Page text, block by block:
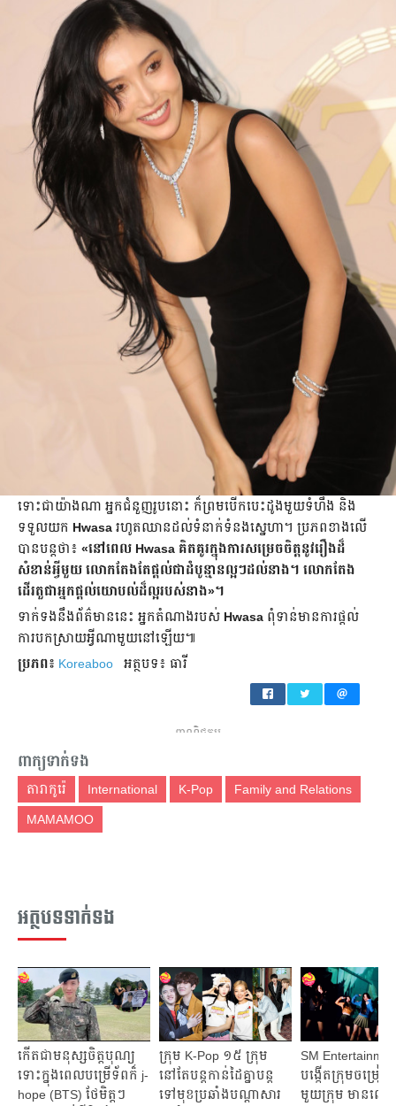
ទោះជាយ៉ាងណា អ្នកជំនួញរូបនោះ ក៏ព្រម​បើកបេះដូងមួយទំហឹង និង
ទទួលយក Hwasa រហូតឈាន​ដល់ទំនាក់ទំនងស្នេហា។ ប្រភពខាងលើ
បាន​បន្តថា៖ «នៅពេល Hwasa គិតគូរក្នុង​ការ​សម្រេច​ចិត្តនូវរឿងដ៏
សំខាន់អ្វីមួយ លោកតែងតែផ្ដល់ជាដំបូន្មានល្អៗដល់នាង។ លោកតែង​
ដើរតួ​ជាអ្នកផ្ដល់យោបល់ដ៏ល្អរបស់នាង»។
ទាក់ទង​នឹង​ព័ត៌មាន​នេះ អ្នកតំណាងរបស់ Hwasa ពុំទាន់​មាន​ការ​ផ្ដល់
ការបកស្រាយអ្វី​ណាមួយនៅឡើយ៕
ប្រភព៖ Koreaboo អត្ថបទ៖ ធារី
ពាណិជ្ជកម្ម
ពាក្យទាក់ទង
តារាកូរ៉េ International K-Pop Family and Relations
MAMAMOO
អត្ថបទទាក់ទង
កើតជាមនុស្សចិត្តបុណ្យ
ទោះក្នុងពេលបម្រើទ័ពក៏ j-
hope (BTS) ថែមិត្តៗ
ក្រុម K-Pop ១៥ ក្រុម
នៅតែបន្តកាន់ដៃគ្នាបន្ត
ទៅមុខប្រឆាំងបណ្ដាសារ
SM
បង្កើតក្រុមចម្រៀងន
មួយក្រុម មានឈ្មោ